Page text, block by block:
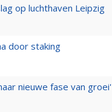
op luchthaven Leipzig
door staking
nieuwe fase van groei'